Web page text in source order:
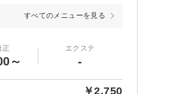
すべてのメニューを見る
正
～
エクステ
-
￥2,750